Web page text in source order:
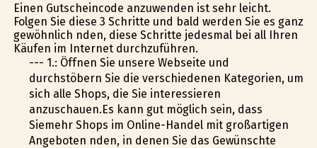
Einen Gutscheincode anzuwenden ist sehr leicht.
Folgen Sie diese 3 Schritte und bald werden Sie es ganz
gewöhnlich finden, diese Schritte jedesmal bei all Ihren
Käufen im Internet durchzuführen.
--- 1.: Öffnen Sie unsere Webseite und
durchstöbern Sie die verschiedenen Kategorien, um
sich alle Shops, die Sie interessieren
anzuschauen.Es kann gut möglich sein, dass
Siemehr Shops im Online-Handel mit großartigen
Angeboten finden, in denen Sie das Gewünschte